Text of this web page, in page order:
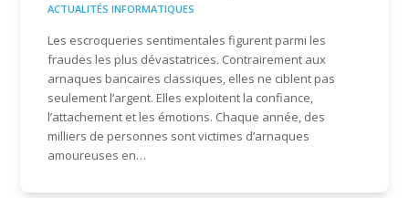
ACTUALITÉS INFORMATIQUES
Les escroqueries sentimentales figurent parmi les
fraudes les plus dévastatrices. Contrairement aux
arnaques bancaires classiques, elles ne ciblent pas
seulement l’argent. Elles exploitent la confiance,
l’attachement et les émotions. Chaque année, des
milliers de personnes sont victimes d’arnaques
amoureuses en…